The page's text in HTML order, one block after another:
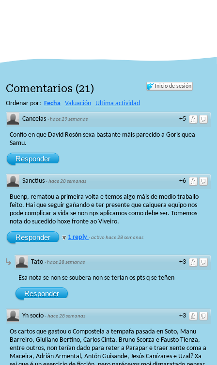
Inicio de sesión
Comentarios (21)
Ordenar por: Fecha Valuación Ultima actividad
+5
Cancelas ·hace 29 semanas
Confío en que David Rosón sexa bastante máis parecido a Goris quea
Samu.
Responder
+6
Sanctius ·hace 28 semanas
Buenp, rematou a primeira volta e temos algo máis de medio traballo
feito. Hai que seguir gañando e ter presente que calquera equipo nos
pode complicar a vida se non nps aplicamos como debe ser. Tomemos
nota do sucedido hoxe fronte ao Viveiro.
Responder 1 reply ·activo hace 28 semanas
+3
Tato ·hace 28 semanas
Esa nota se non se soubera non se terian os pts q se teñen
Responder
+3
Yn socio ·hace 28 semanas
Os cartos que gastou o Compostela a tempafa pasada en Soto, Manu
Barreiro, Giuliano Bertino, Carlos Cinta, Bruno Scorza e Fausto Tienza,
entre outros, non terían dado para reter a Parapar e traer xente coma a
Maceira, Adrián Armental, Antón Guisande, Jesús Canízares e Uzal? Xa